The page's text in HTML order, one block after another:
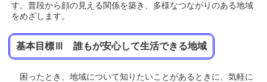
す。普段から顔の見える関係を築き、多様なつながりのある地域
をめざします。
基本目標Ⅲ 誰もが安心して生活できる地域
困ったとき、地域について知りたいことがあるときに、気軽に